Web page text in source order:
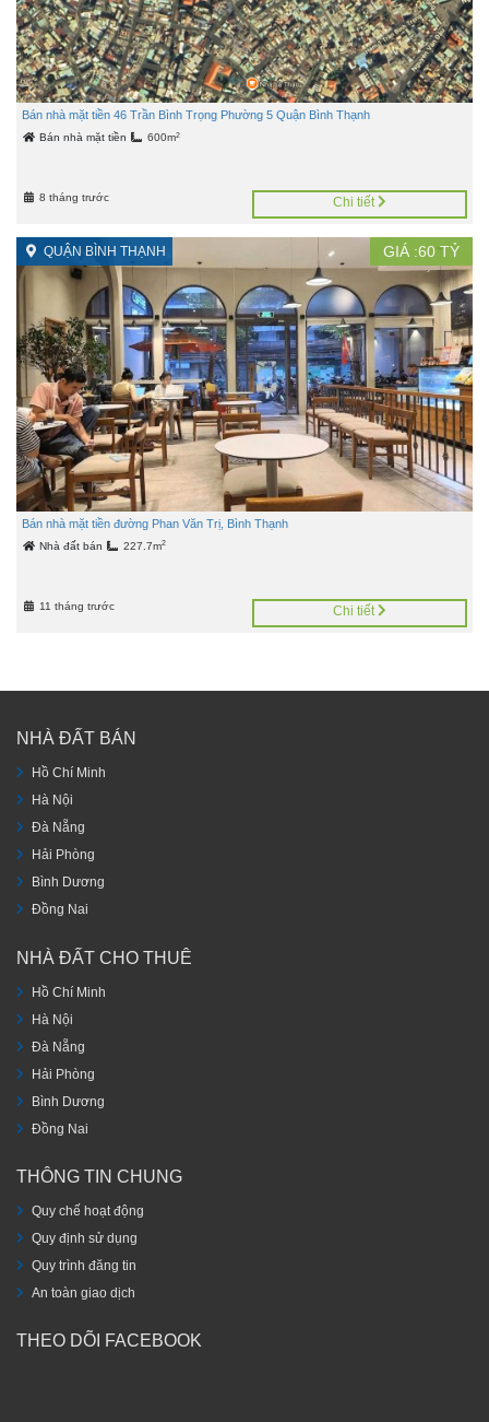
Bán nhà mặt tiền 46 Trần Bình Trọng Phường 5 Quận Bình Thạnh
Bán nhà mặt tiền 600m2
8 tháng trước Chi tiết
QUẬN BÌNH THẠNH GIÁ :60 TỶ
Bán nhà mặt tiền đường Phan Văn Trị, Bình Thạnh
Nhà đất bán 227.7m2
11 tháng trước Chi tiết
NHÀ ĐẤT BÁN
Hồ Chí Minh
Hà Nội
Đà Nẵng
Hải Phòng
Bình Dương
Đồng Nai
NHÀ ĐẤT CHO THUÊ
Hồ Chí Minh
Hà Nội
Đà Nẵng
Hải Phòng
Bình Dương
Đồng Nai
THÔNG TIN CHUNG
Quy chế hoạt động
Quy định sử dụng
Quy trình đăng tin
An toàn giao dịch
THEO DÕI FACEBOOK